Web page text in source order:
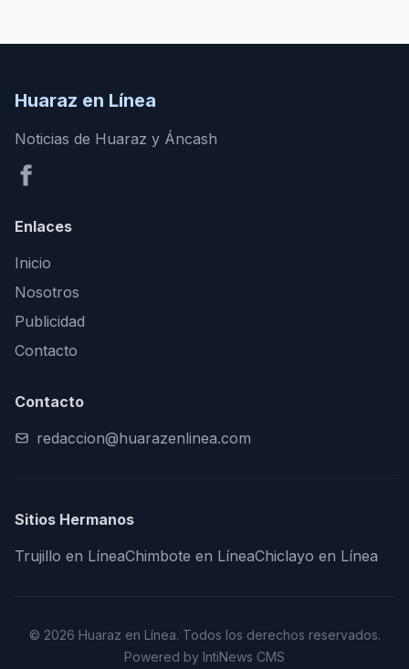
Huaraz en Línea
Noticias de Huaraz y Áncash
Enlaces
Inicio
Nosotros
Publicidad
Contacto
Contacto
redaccion@huarazenlinea.com
Sitios Hermanos
Trujillo en LíneaChimbote en LíneaChiclayo en Línea
© 2026 Huaraz en Línea. Todos los derechos reservados.
Powered by IntiNews CMS